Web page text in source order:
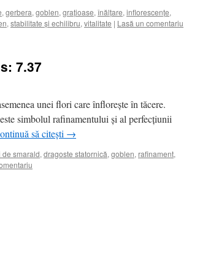
, gerbera, goblen, grațioase, înălțare, inflorescențe,
, stabilitate și echilibru, vitalitate | Lasă un comentariu
7.37
unei flori care înflorește în tăcere.
simbolul rafinamentului și al perfecțiunii
să citești →
de smarald, dragoste statornică, goblen, rafinament,